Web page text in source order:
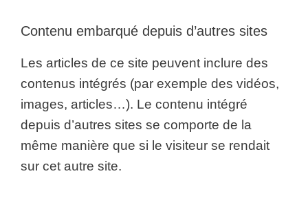
Contenu embarqué depuis d’autres sites
Les articles de ce site peuvent inclure des
contenus intégrés (par exemple des vidéos,
images, articles…). Le contenu intégré
depuis d’autres sites se comporte de la
même manière que si le visiteur se rendait
sur cet autre site.